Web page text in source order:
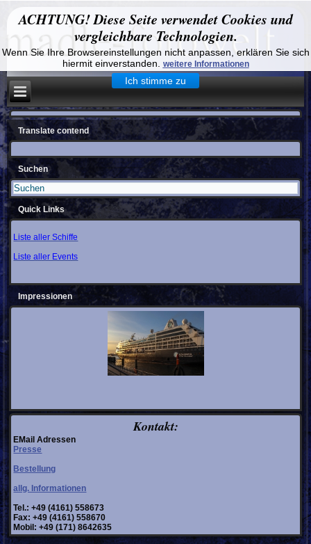
ACHTUNG! Diese Seite verwendet Cookies und
vergleichbare Technologien.
Wenn Sie Ihre Browsereinstellungen nicht anpassen, erklären Sie sich
hiermit einverstanden.
weitere Informationen
Ich stimme zu
Translate contend
Suchen
Quick Links
Liste aller Schiffe
Liste aller Events
Impressionen
Kontakt:
EMail Adressen
Presse
Bestellung
allg. Informationen
Tel.: +49 (4161) 558673
Fax: +49 (4161) 558670
Mobil: +49 (171) 8642635